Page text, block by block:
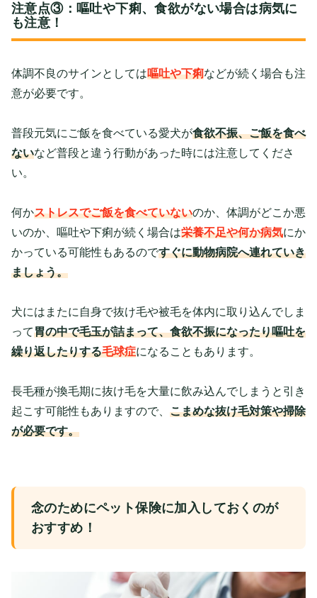
注意点③：嘔吐や下痢、食欲がない場合は病気に
も注意！
体調不良のサインとしては嘔吐や下痢などが続く場合も注
意が必要です。
普段元気にご飯を食べている愛犬が食欲不振、ご飯を食べ
ないなど普段と違う行動があった時には注意してくださ
い。
何かストレスでご飯を食べていないのか、体調がどこか悪
いのか、嘔吐や下痢が続く場合は栄養不足や何か病気にか
かっている可能性もあるのですぐに動物病院へ連れていき
ましょう。
犬にはまたに自身で抜け毛や被毛を体内に取り込んでしま
って胃の中で毛玉が詰まって、食欲不振になったり嘔吐を
繰り返したりする毛球症になることもあります。
長毛種が換毛期に抜け毛を大量に飲み込んでしまうと引き
起こす可能性もありますので、 こまめな抜け毛対策や掃除
が必要です。
念のためにペット保険に加入しておくのが
おすすめ！